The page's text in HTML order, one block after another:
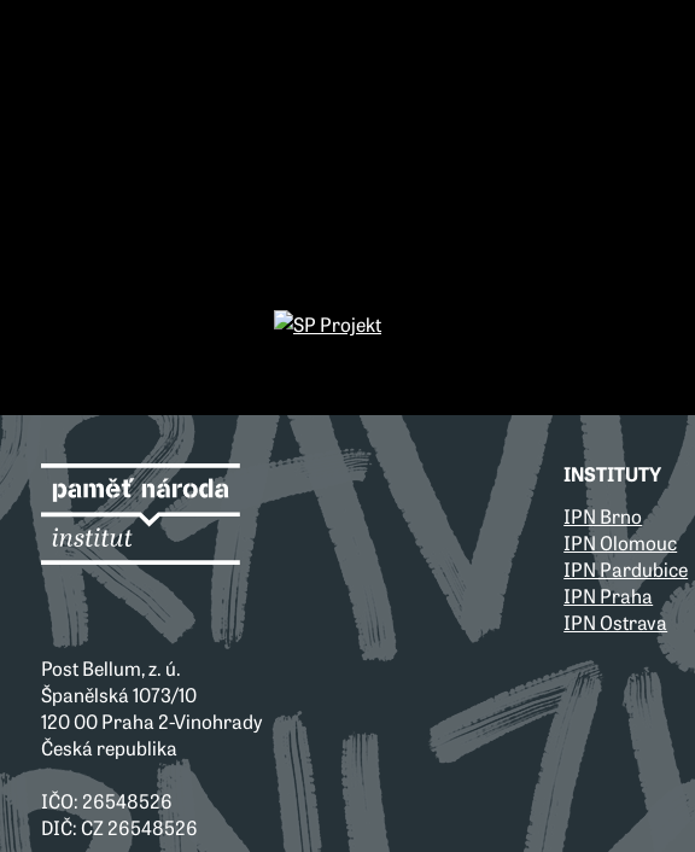
Post Bellum, z. ú.
Španělská 1073/10
120 00 Praha 2-Vinohrady
Česká republika
IČO: 26548526
DIČ: CZ 26548526
INSTITUTY
IPN Brno
IPN Olomouc
IPN Pardubice
IPN Praha
IPN Ostrava